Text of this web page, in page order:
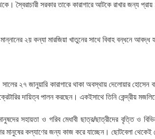
স্বৈরাচারী সরকার তাকে কারাগারে আটকে রাখার জন্য
২য় কন্যা মারজিয়া খাতুনের সাথে বিবাহ বন্ধনে
২৭ জানুয়ারি কারাগারে থাকা অবস্থায় দেলোয়ার হোসেন
দায়িত্ব পালন করছেন। একইসাথে তিনি কেন্দ্রীয়
সহায়তা ও গরিব মেধাবী ছাত্র/ছাত্রীদের বৃত্তি ও
মানুষের কল্যাণের জন্য কাজ করে যাচ্ছেন। ছোটবেলা